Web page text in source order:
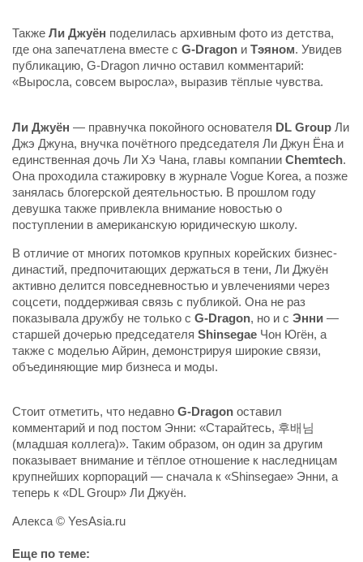
Также Ли Джуён поделилась архивным фото из детства,
где она запечатлена вместе с G-Dragon и Тэяном. Увидев
публикацию, G-Dragon лично оставил комментарий:
«Выросла, совсем выросла», выразив тёплые чувства.
Ли Джуён — правнучка покойного основателя DL Group Ли
Джэ Джуна, внучка почётного председателя Ли Джун Ёна и
единственная дочь Ли Хэ Чана, главы компании Chemtech.
Она проходила стажировку в журнале Vogue Korea, а позже
занялась блогерской деятельностью. В прошлом году
девушка также привлекла внимание новостью о
поступлении в американскую юридическую школу.
В отличие от многих потомков крупных корейских бизнес-
династий, предпочитающих держаться в тени, Ли Джуён
активно делится повседневностью и увлечениями через
соцсети, поддерживая связь с публикой. Она не раз
показывала дружбу не только с G-Dragon, но и с Энни —
старшей дочерью председателя Shinsegae Чон Югён, а
также с моделью Айрин, демонстрируя широкие связи,
объединяющие мир бизнеса и моды.
Стоит отметить, что недавно G-Dragon оставил
комментарий и под постом Энни: «Старайтесь, 후배님
(младшая коллега)». Таким образом, он один за другим
показывает внимание и тёплое отношение к наследницам
крупнейших корпораций — сначала к «Shinsegae» Энни, а
теперь к «DL Group» Ли Джуён.
Алекса © YesAsia.ru
Еще по теме: